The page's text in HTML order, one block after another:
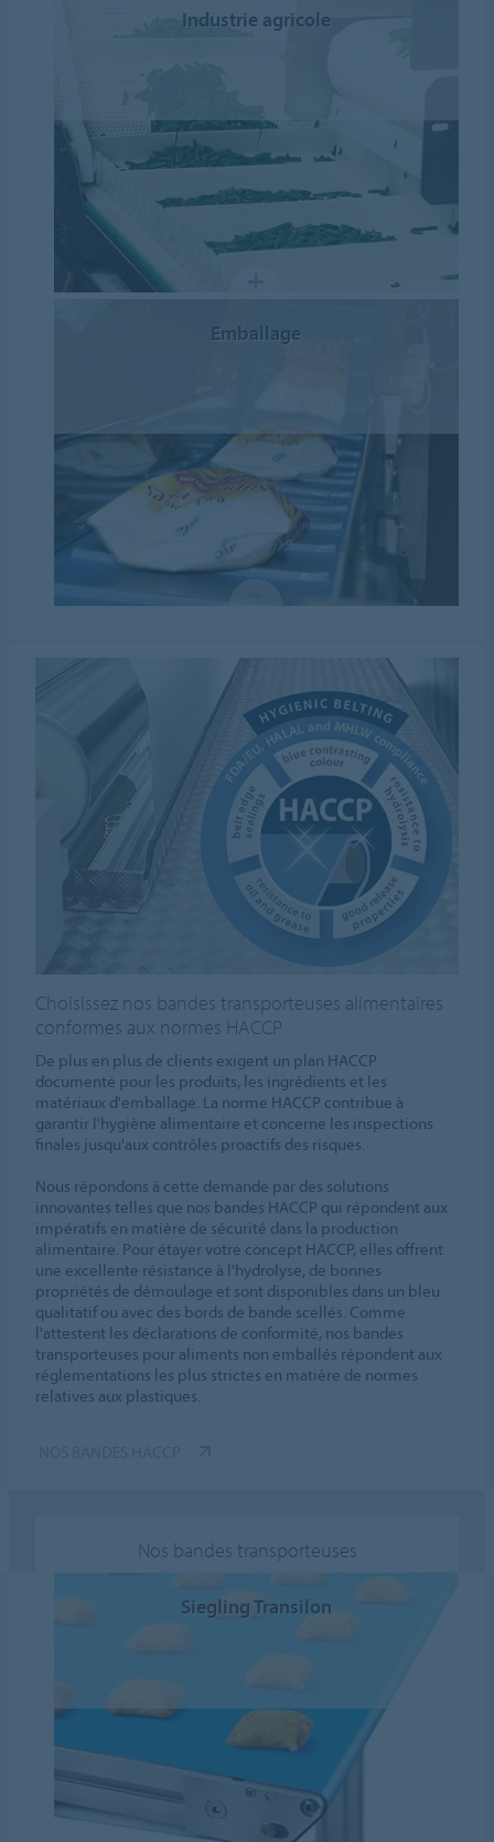
Industrie agricole
Emballage
Choisissez nos bandes transporteuses alimentaires
conformes aux normes HACCP
De plus en plus de clients exigent un plan HACCP
documenté pour les produits, les ingrédients et les
matériaux d'emballage. La norme HACCP contribue à
garantir l'hygiène alimentaire et concerne les inspections
finales jusqu'aux contrôles proactifs des risques.
Nous répondons à cette demande par des solutions
innovantes telles que nos bandes HACCP qui répondent aux
impératifs en matière de sécurité dans la production
alimentaire. Pour étayer votre concept HACCP, elles offrent
une excellente résistance à l'hydrolyse, de bonnes
propriétés de démoulage et sont disponibles dans un bleu
qualitatif ou avec des bords de bande scellés. Comme
l'attestent les déclarations de conformité, nos bandes
transporteuses pour aliments non emballés répondent aux
réglementations les plus strictes en matière de normes
relatives aux plastiques.
Nos bandes transporteuses
Siegling Transilon